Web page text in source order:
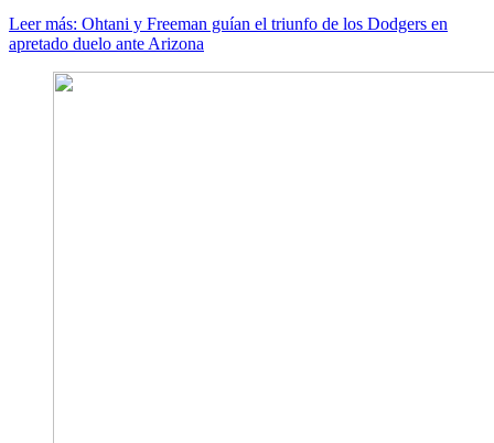
Leer más: Ohtani y Freeman guían el triunfo de los Dodgers en
apretado duelo ante Arizona